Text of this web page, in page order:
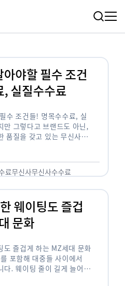
야할 필수 조건
실질수수료
수 조건들! 명목수수료, 실
만 그렇다고 브랜드도 아닌,
품질을 갖고 있는 무신사!
료무신사무신사수수료
웨이팅도 즐겁
문화
도 즐겁게 하는 MZ세대 문화
포함해 대중들 사이에서
다. 웨이팅 줄이 길게 늘어서